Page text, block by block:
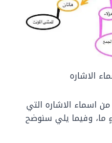
الاشاره
اسماء الاشاره التي
وفيما يلي سنوضح